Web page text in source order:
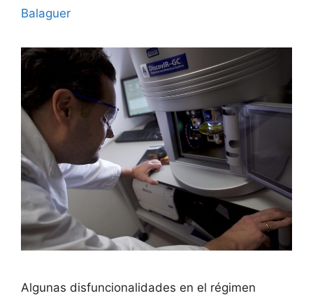
Balaguer
Algunas disfuncionalidades en el régimen